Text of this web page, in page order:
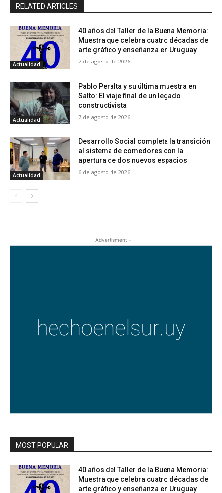
RELATED ARTICLES
Actualidad
40 años del Taller de la Buena Memoria:
Muestra que celebra cuatro décadas de
arte gráfico y enseñanza en Uruguay
7 de agosto de 2026
Actualidad
Pablo Peralta y su última muestra en
Salto: El viaje final de un legado
constructivista
7 de agosto de 2026
Actualidad
Desarrollo Social completa la transición
al sistema de comedores con la
apertura de dos nuevos espacios
6 de agosto de 2026
- Advertisment -
MOST POPULAR
40 años del Taller de la Buena Memoria:
Muestra que celebra cuatro décadas de
arte gráfico y enseñanza en Uruguay